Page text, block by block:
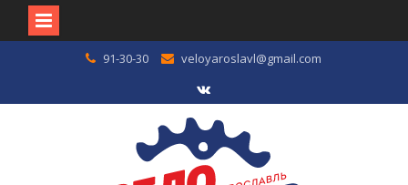
91-30-30 veloyaroslavl@gmail.com
VK